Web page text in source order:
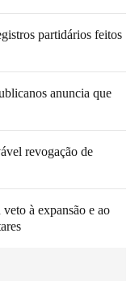
partidários feitos
anuncia que
revogação de
à expansão e ao